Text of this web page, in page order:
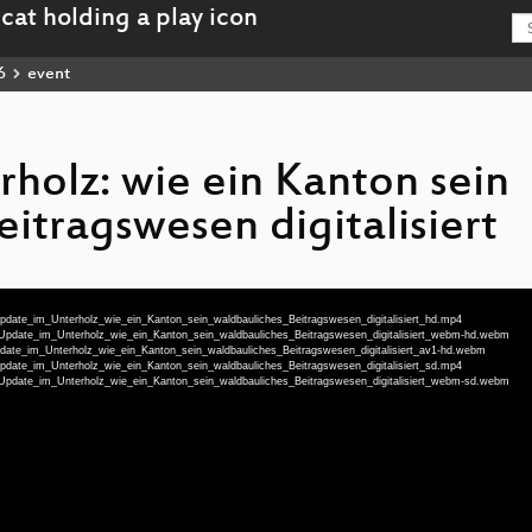
event
wie ein Kanton sein
digitalisiert
hd.webm
hd.webm
sd.webm